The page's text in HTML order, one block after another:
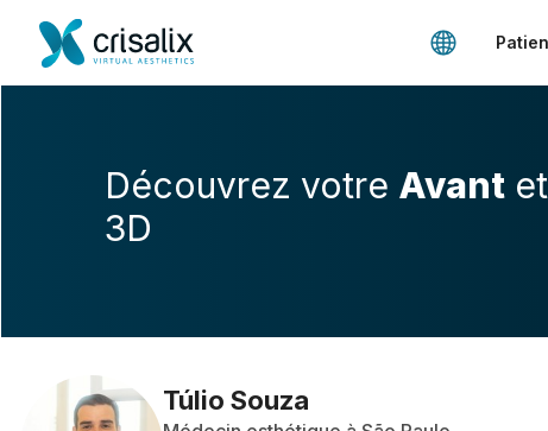
Découvrez votre Avant et
3D
Túlio Souza